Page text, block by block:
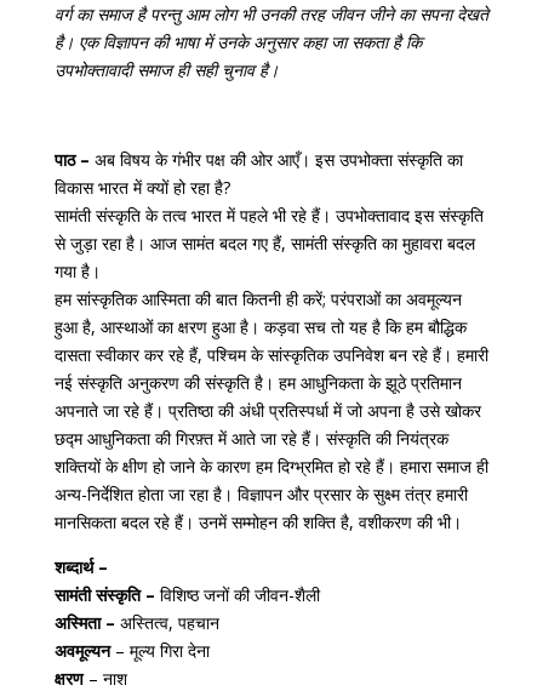
वर्ग का समाज है परन्तु आम लोग भी उनकी तरह जीवन जीने का सपना देखते
है। एक विज्ञापन की भाषा में उनके अनुसार कहा जा सकता है कि
उपभोक्‍तावादी समाज ही सही चुनाव है।
पाठ – अब विषय के गंभीर पक्ष की ओर आएँ। इस उपभोक्ता संस्कृति का
विकास भारत में क्यों हो रहा है?
सामंती संस्कृति के तत्व भारत में पहले भी रहे हैं। उपभोक्तावाद इस संस्कृति
से जुड़ा रहा है। आज सामंत बदल गए हैं, सामंती संस्कृति का मुहावरा बदल
गया है।
हम सांस्कृतिक आस्मिता की बात कितनी ही करें; परंपराओं का अवमूल्यन
हुआ है, आस्थाओं का क्षरण हुआ है। कड़वा सच तो यह है कि हम बौद्धिक
दासता स्वीकार कर रहे हैं, पश्चिम के सांस्कृतिक उपनिवेश बन रहे हैं। हमारी
नई संस्कृति अनुकरण की संस्कृति है। हम आधुनिकता के झूठे प्रतिमान
अपनाते जा रहे हैं। प्रतिष्ठा की अंधी प्रतिस्पर्धा में जो अपना है उसे खोकर
छद्म आधुनिकता की गिरफ़्त में आते जा रहे हैं। संस्कृति की नियंत्रक
शक्तियों के क्षीण हो जाने के कारण हम दिग्भ्रमित हो रहे हैं। हमारा समाज ही
अन्य-निर्देशित होता जा रहा है। विज्ञापन और प्रसार के सुक्ष्म तंत्र हमारी
मानसिकता बदल रहे हैं। उनमें सम्मोहन की शक्ति है, वशीकरण की भी।
शब्दार्थ –
सामंती संस्कृति – विशिष्ठ जनों की जीवन-शैली
अस्मिता – अस्तित्व, पहचान
अवमूल्यन – मूल्य गिरा देना
क्षरण – नाश